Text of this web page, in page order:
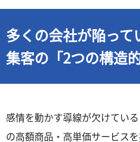
多くの会社が陥っ
集客の「2つの構造
感情を動かす導線が欠けてい
の高額商品・高単価サービス